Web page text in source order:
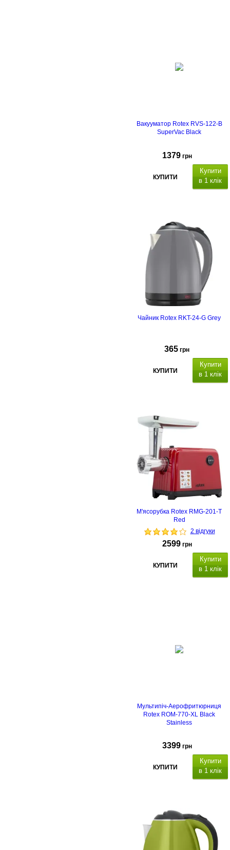
Вакууматор Rotex RVS-122-B
SuperVac Black
1379 грн
КУПИТИ
Купити
в 1 клік
секунд ,максимальна ширина
пакета: 30
Функції:
вакуумування та
зварювання пакетів
різання.
Режими роботи: вакуум +
зварювання / тільки
Гарантійний термін
Чайник Rotex RKT-24-G Grey
365 грн
КУПИТИ
Купити
в 1 клік
нержавіюча сталь, особливості:
подвійні стінки, захист від
перегріву при включенні без води
М'ясорубка Rotex RMG-201-Т
Red
2 відгуки
2599 грн
КУПИТИ
Купити
в 1 клік
насадка для ковбасок, штовхач.
Мультипіч-Аерофритюрниця
Rotex ROM-770-XL Black
Stainless
3399 грн
КУПИТИ
Купити
в 1 клік
Гарантійний термін 24